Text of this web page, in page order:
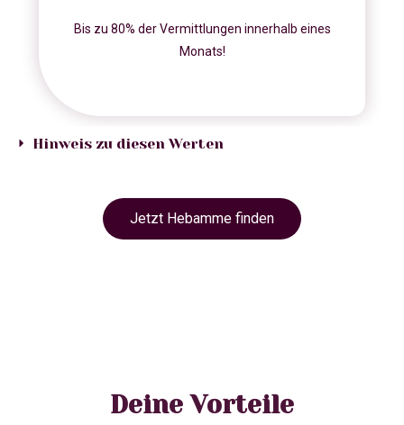
Bis zu 80% der Vermittlungen innerhalb eines
Monats!
Hinweis zu diesen Werten
Jetzt Hebamme finden
Deine Vorteile